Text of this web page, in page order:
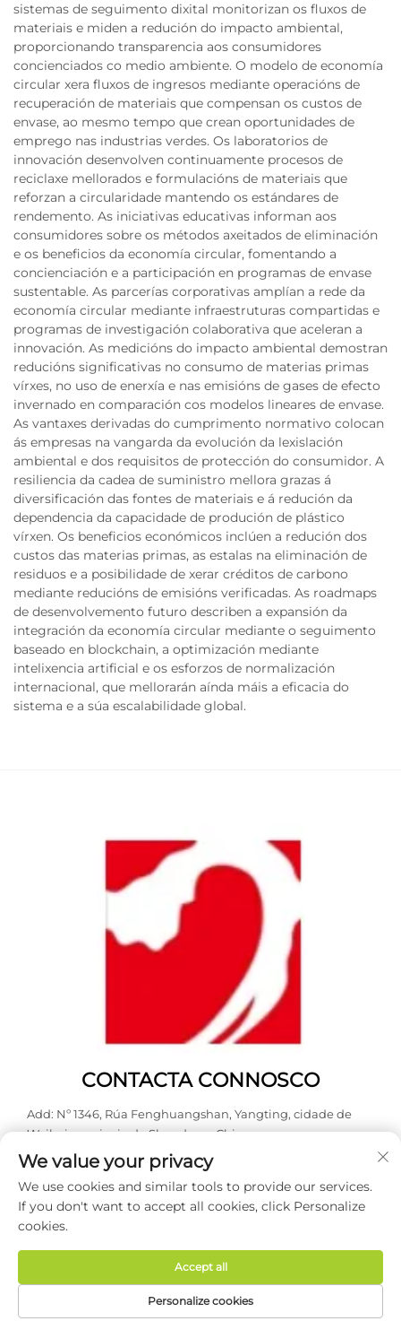
sistemas de seguimento dixital monitorizan os fluxos de
materiais e miden a redución do impacto ambiental,
proporcionando transparencia aos consumidores
concienciados co medio ambiente. O modelo de economía
circular xera fluxos de ingresos mediante operacións de
recuperación de materiais que compensan os custos de
envase, ao mesmo tempo que crean oportunidades de
emprego nas industrias verdes. Os laboratorios de
innovación desenvolven continuamente procesos de
reciclaxe mellorados e formulacións de materiais que
reforzan a circularidade mantendo os estándares de
rendemento. As iniciativas educativas informan aos
consumidores sobre os métodos axeitados de eliminación
e os beneficios da economía circular, fomentando a
concienciación e a participación en programas de envase
sustentable. As parcerías corporativas amplían a rede da
economía circular mediante infraestruturas compartidas e
programas de investigación colaborativa que aceleran a
innovación. As medicións do impacto ambiental demostran
reducións significativas no consumo de materias primas
vírxes, no uso de enerxía e nas emisións de gases de efecto
invernado en comparación cos modelos lineares de envase.
As vantaxes derivadas do cumprimento normativo colocan
ás empresas na vangarda da evolución da lexislación
ambiental e dos requisitos de protección do consumidor. A
resiliencia da cadea de suministro mellora grazas á
diversificación das fontes de materiais e á redución da
dependencia da capacidade de produción de plástico
vírxen. Os beneficios económicos inclúen a redución dos
custos das materias primas, as estalas na eliminación de
residuos e a posibilidade de xerar créditos de carbono
mediante reducións de emisións verificadas. As roadmaps
de desenvolvemento futuro describen a expansión da
integración da economía circular mediante o seguimento
baseado en blockchain, a optimización mediante
intelixencia artificial e os esforzos de normalización
internacional, que mellorarán aínda máis a eficacia do
sistema e a súa escalabilidade global.
CONTACTA CONNOSCO
Add: Nº 1346, Rúa Fenghuangshan, Yangting, cidade de
Weihai, provincia de Shandong, China.
Tel:0631 5900466
Correo electrónico:[email protected]
Dereitos de autor © 2026 Weihai Haodong Packing Co., Ltd.
Todos os dereitos reservados -Política de privacidade
We value your privacy
We use cookies and similar tools to provide our services.
If you don't want to accept all cookies, click Personalize
cookies.
Personalize cookies
Accept all